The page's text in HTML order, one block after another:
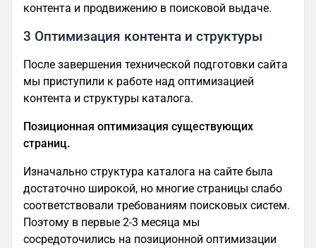
контента и продвижению в поисковой выдаче.
3 Оптимизация контента и структуры
После завершения технической подготовки сайта
мы приступили к работе над оптимизацией
контента и структуры каталога.
Позиционная оптимизация существующих
страниц.
Изначально структура каталога на сайте была
достаточно широкой, но многие страницы слабо
соответствовали требованиям поисковых систем.
Поэтому в первые 2-3 месяца мы
сосредоточились на позиционной оптимизации